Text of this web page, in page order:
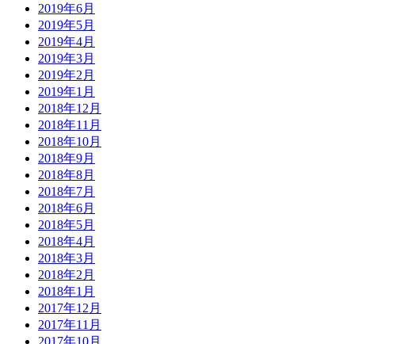
2019年6月
2019年5月
2019年4月
2019年3月
2019年2月
2019年1月
2018年12月
2018年11月
2018年10月
2018年9月
2018年8月
2018年7月
2018年6月
2018年5月
2018年4月
2018年3月
2018年2月
2018年1月
2017年12月
2017年11月
2017年10月